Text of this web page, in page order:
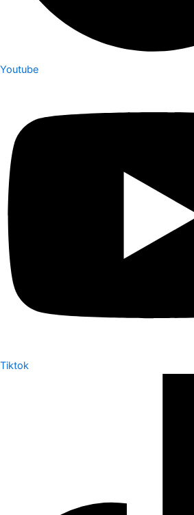
Youtube
Tiktok